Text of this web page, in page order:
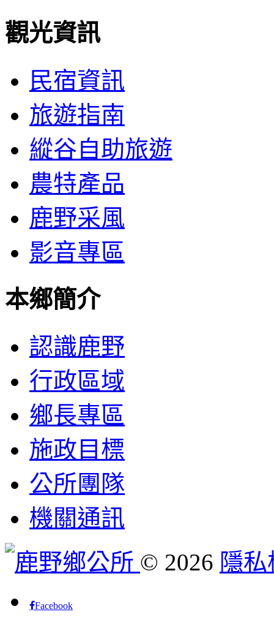
觀光資訊
民宿資訊
旅遊指南
縱谷自助旅遊
農特產品
鹿野采風
影音專區
本鄉簡介
認識鹿野
行政區域
鄉長專區
施政目標
公所團隊
機關通訊
© 2026 隱
Facebook